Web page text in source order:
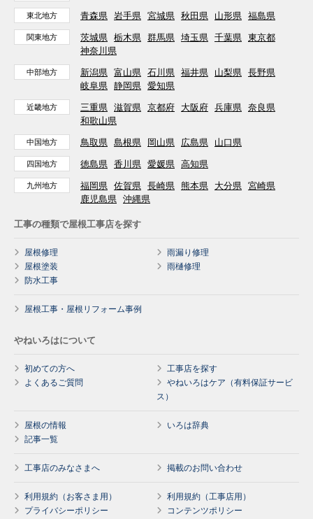
東北地方 青森県 岩手県 宮城県 秋田県 山形県 福島県
関東地方 茨城県 栃木県 群馬県 埼玉県 千葉県 東京都
神奈川県
中部地方 新潟県 富山県 石川県 福井県 山梨県 長野県
岐阜県 静岡県 愛知県
近畿地方 三重県 滋賀県 京都府 大阪府 兵庫県 奈良県
和歌山県
中国地方 鳥取県 島根県 岡山県 広島県 山口県
四国地方 徳島県 香川県 愛媛県 高知県
九州地方 福岡県 佐賀県 長崎県 熊本県 大分県 宮崎県
鹿児島県 沖縄県
工事の種類で屋根工事店を探す
屋根修理
雨漏り修理
屋根塗装
雨樋修理
防水工事
屋根工事・屋根リフォーム事例
やねいろはについて
初めての方へ
工事店を探す
よくあるご質問
やねいろはケア（有料保証サービ
ス）
屋根の情報
いろは辞典
記事一覧
工事店のみなさまへ 掲載のお問い合わせ
利用規約（お客さま用）
利用規約（工事店用）
プライバシーポリシー
コンテンツポリシー